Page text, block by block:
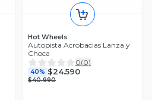
Hot Wheels
Autopista Acrobacias Lanza y
Choca
0(0)
40% $24.590
$40.990